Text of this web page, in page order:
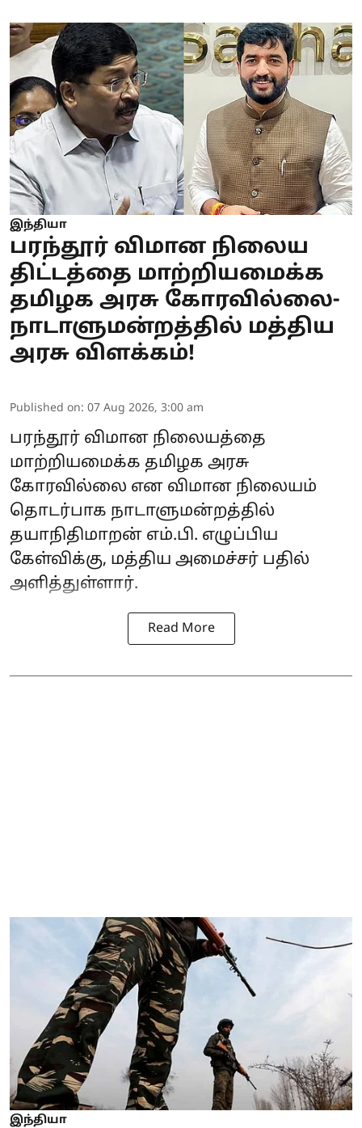
இந்தியா
பரந்தூர் விமான நிலைய
திட்டத்தை மாற்றியமைக்க
தமிழக அரசு கோரவில்லை-
நாடாளுமன்றத்தில் மத்திய
அரசு விளக்கம்!
Published on: 07 Aug 2026, 3:00 am
பரந்தூர் விமான நிலையத்தை
மாற்றியமைக்க தமிழக அரசு
கோரவில்லை என விமான நிலையம்
தொடர்பாக நாடாளுமன்றத்தில்
தயாநிதிமாறன் எம்.பி. எழுப்பிய
கேள்விக்கு, மத்திய அமைச்சர் பதில்
அளித்துள்ளார்.
Read More
இந்தியா